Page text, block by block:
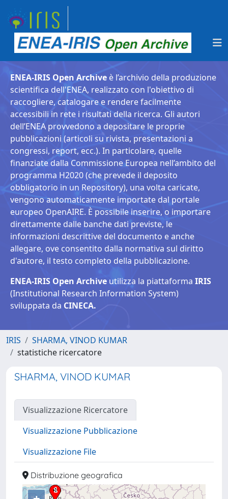
ENEA-IRIS Open Archive è l’archivio della produzione
scientifica dell'ENEA, realizzato con l'obiettivo di
raccogliere, catalogare e rendere facilmente
accessibili in rete i risultati della ricerca. Gli autori
dell’ENEA provvedono a depositare le proprie
pubblicazioni (articoli su rivista, presentazioni a
congressi, report, ecc.). In particolare, quelle
finanziate dalla Commissione Europea nell’ambito del
programma H2020 (che prevede il deposito
obbligatorio in un Repository), una volta caricate,
vengono automaticamente importate dal portale
europeo OpenAIRE. È possibile inserire, o importare
direttamente dalle banche dati previste, le
informazioni descrittive del documento e anche
allegare, ove consentito dalla normativa sul diritto
d'autore, il testo completo della pubblicazione.
ENEA-IRIS Open Archive utilizza la piattaforma IRIS
(Institutional Research Information System)
sviluppata da CINECA.
IRIS
SHARMA, VINOD KUMAR
statistiche ricercatore
SHARMA, VINOD KUMAR
Visualizzazione Ricercatore
Visualizzazione Pubblicazione
Visualizzazione File
Distribuzione geografica